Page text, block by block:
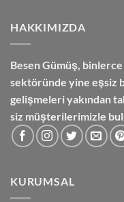
HAKKIMIZDA
Besen Gümüş,
sektöründe yine eşsiz
gelişmeleri yakından
siz müşterilerimizle
KURUMSAL